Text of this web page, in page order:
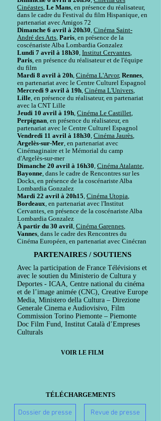
Cinéastes, Le Mans, en présence du réalisateur,
dans le cadre du Festival du film Hispanique, en
partenariat avec Amigos 72
Dimanche 6 avril à 20h30, Cinéma Saint-
André des Arts, Paris, en présence de la
coscénariste Alba Lombardia Gonzalez
Lundi 7 avril à 18h30, Institut Cervantes,
Paris, en présence du réalisateur et de l'équipe
du film
Mardi 8 avril à 20h, Cinéma L'Arvor, Rennes,
en partenariat avec le Centre Culturel Espagnol
Mercredi 9 avril à 19h, Cinéma L'Univers,
Lille, en présence du réalisateur, en partenariat
avec la CNT Lille
Jeudi 10 avril à 19h, Cinéma Le Castillet,
Perpignan, en présence du réalisateur, en
partenariat avec le Centre Culturel Espagnol
Vendredi 11 avril à 18h30, Cinéma Jaurès,
Argelès-sur-Mer, en partenariat avec
Cinémaginaire et le Mémorial du camp
d'Argelès-sur-mer
Dimanche 20 avril à 16h30, Cinéma Atalante,
Bayonne, dans le cadre de Rencontres sur les
Docks, en présence de la coscénariste Alba
Lombardia Gonzalez
Mardi 22 avril à 20h15, Cinéma Utopia,
Bordeaux, en partenariat avec l'Institut
Cervantes, en présence de la coscénariste Alba
Lombardia Gonzalez
À partir du 30 avril, Cinéma Garennes,
Vannes, dans le cadre des Rencontres du
Cinéma Européen, en partenariat avec Cinécran
PARTENAIRES / SOUTIENS
Avec la participation de France Télévisions et
avec le soutien du Ministerio de Cultura y
Deportes - ICAA, Centre national du cinéma
et de l’image animée (CNC), Creative Europe
Media, Ministero della Cultura – Direzione
Generale Cinema e Audiovisivo, Film
Commission Torino Piemonte – Piemonte
Doc Film Fund, Institut Català d’Empreses
Culturals
VOIR LE FILM
TÉLÉCHARGEMENTS
Dossier de presse Revue de presse